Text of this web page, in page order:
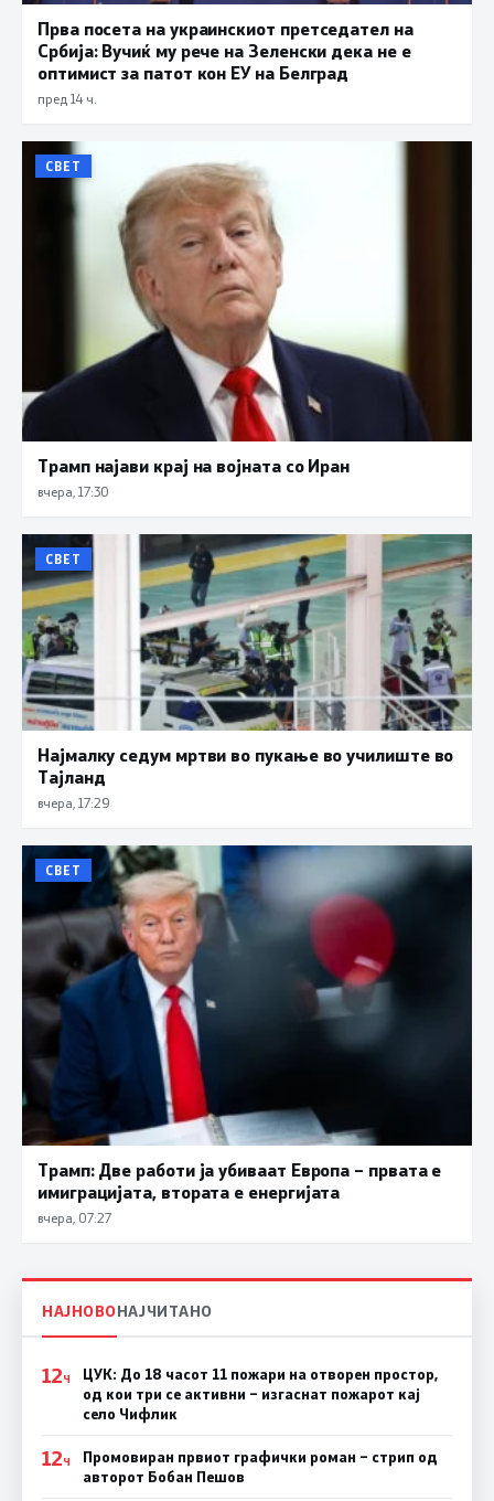
Прва посета на украинскиот претседател на
Србија: Вучиќ му рече на Зеленски дека не е
оптимист за патот кон ЕУ на Белград
пред 14 ч.
СВЕТ
Трамп најави крај на војната со Иран
вчера, 17:30
СВЕТ
Најмалку седум мртви во пукање во училиште во
Тајланд
вчера, 17:29
СВЕТ
Трамп: Две работи ја убиваат Европа – првата е
имиграцијата, втората е енергијата
вчера, 07:27
НАЈНОВОНАЈЧИТАНО
12Ч
ЦУК: До 18 часот 11 пожари на отворен простор,
од кои три се активни – изгаснат пожарот кај
село Чифлик
12Ч
Промовиран првиот графички роман – стрип од
авторот Бобан Пешов